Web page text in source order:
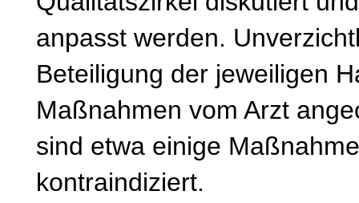
anpasst werden.
Beteiligung der jeweiligen
Maßnahmen vom Arzt
sind etwa einige
kontraindiziert.